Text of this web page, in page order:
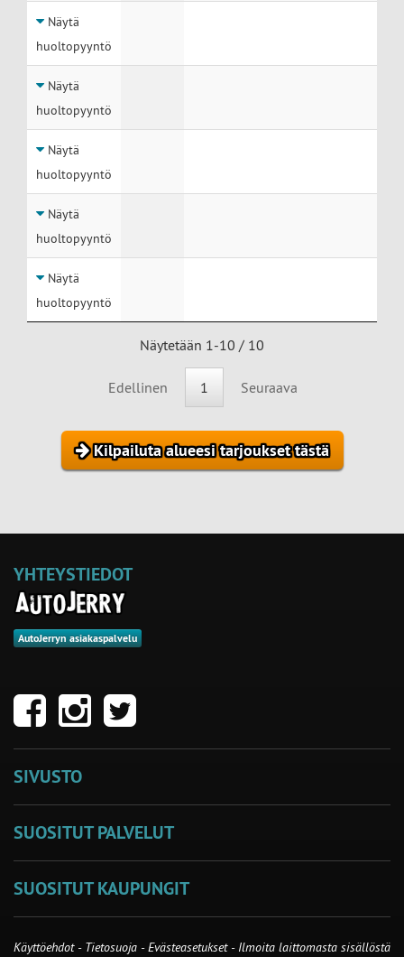
Näytä
huoltopyyntö
Näytä
huoltopyyntö
Näytä
huoltopyyntö
Näytä
huoltopyyntö
Näytä
huoltopyyntö
Näytetään 1-10 / 10
Edellinen 1 Seuraava
Kilpailuta alueesi tarjoukset tästä
YHTEYSTIEDOT
AutoJerryn asiakaspalvelu
SIVUSTO
SUOSITUT PALVELUT
SUOSITUT KAUPUNGIT
Käyttöehdot - Tietosuoja -Evästeasetukset- Ilmoita laittomasta sisällöstä